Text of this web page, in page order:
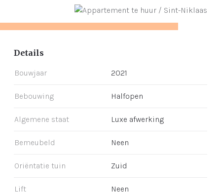
Details
Bouwjaar 2021
Bebouwing Halfopen
Algemene staat Luxe afwerking
Bemeubeld Neen
Oriëntatie tuin Zuid
Lift Neen